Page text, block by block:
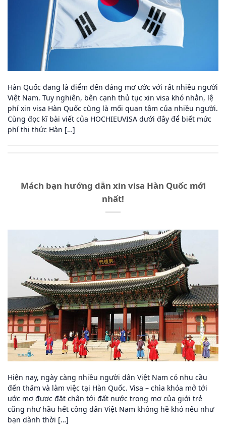
Hàn Quốc đang là điểm đến đáng mơ ước với rất nhiều người
Việt Nam. Tuy nghiên, bên cạnh thủ tục xin visa khó nhằn, lệ
phí xin visa Hàn Quốc cũng là mối quan tâm của nhiều người.
Cùng đọc kĩ bài viết của HOCHIEUVISA dưới đây để biết mức
phí thị thức Hàn […]
Mách bạn hướng dẫn xin visa Hàn Quốc mới
nhất!
Hiện nay, ngày càng nhiều người dân Việt Nam có nhu cầu
đến thăm và làm việc tại Hàn Quốc. Visa – chìa khóa mở tới
ước mơ được đặt chân tới đất nước trong mơ của giới trẻ
cũng như hầu hết công dân Việt Nam không hề khó nếu như
bạn dành thời […]